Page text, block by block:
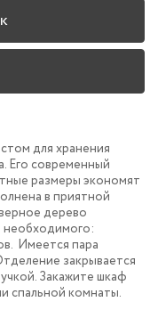
для хранения
Его современный
размеры экономят
в приятной
дерево
необходимого:
Имеется пара
закрывается
Закажите шкаф
спальной комнаты.